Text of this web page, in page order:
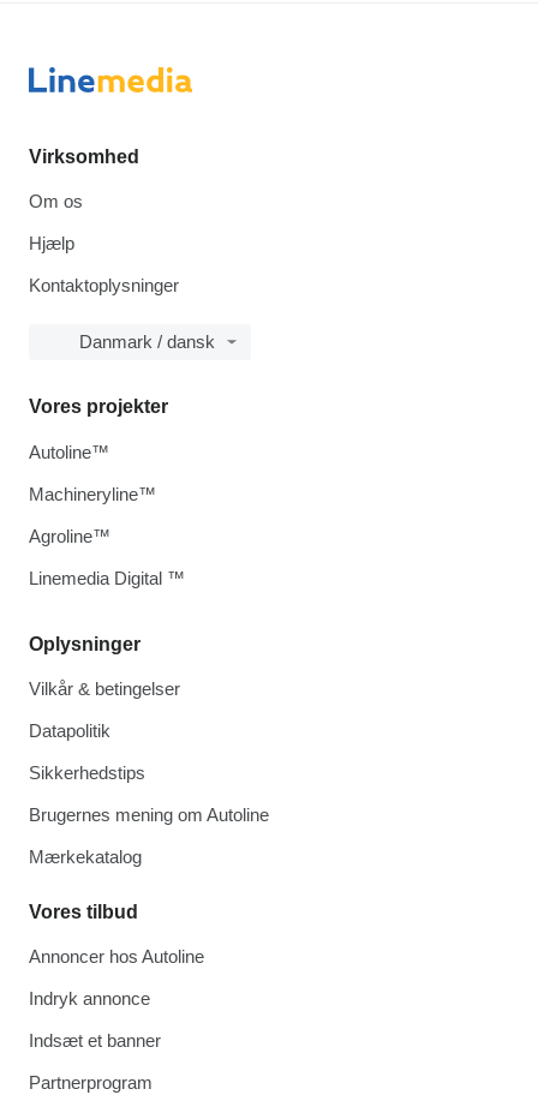
Virksomhed
Om os
Hjælp
Kontaktoplysninger
Danmark / dansk
Oplysninger
Vilkår & betingelser
Datapolitik
Sikkerhedstips
Brugernes mening om Autoline
Mærkekatalog
Vores tilbud
Annoncer hos Autoline
Indryk annonce
Indsæt et banner
Partnerprogram
Vores projekter
Autoline™
Machineryline™
Agroline™
Linemedia Digital ™